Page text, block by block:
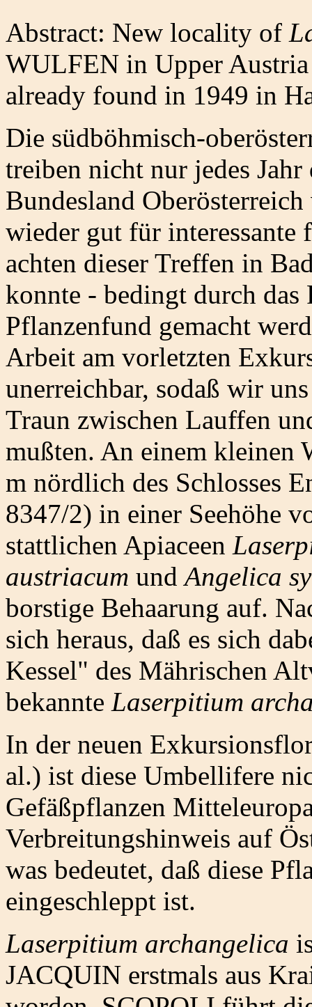
Abstract: New locality of
WULFEN in Upper
already found in 1949 in
Die südböhmisch-
treiben nicht nur jedes
Bundesland
wieder gut für interessante
achten dieser Treffen in
konnte - bedingt durch das
Pflanzenfund gemacht
Arbeit am vorletzten
unerreichbar, sodaß wir
Traun zwischen Lauffen
mußten. An einem kleinen
m nördlich des Schlosses
8347/2) in einer Seehöhe
stattlichen Apiaceen
austriacum undAngelica
borstige Behaarung auf.
sich heraus, daß es sich
Kessel" des Mährischen
bekannte Laserpitium
In der neuen
al.) ist diese Umbellifere
Gefäßpflanzen
Verbreitungshinweis auf
was bedeutet, daß diese
eingeschleppt ist.
Laserpitium archangelica
JACQUIN erstmals aus